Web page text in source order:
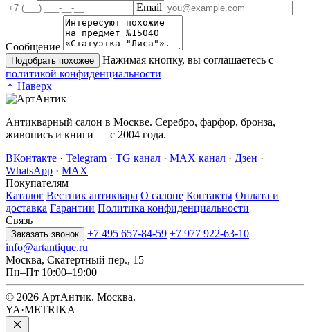
Email
Сообщение
Подобрать похожее
Нажимая кнопку, вы соглашаетесь с
политикой конфиденциальности
Наверх
Антикварный салон в Москве. Серебро, фарфор, бронза,
живопись и книги — с 2004 года.
ВКонтакте · Telegram · TG канал · MAX канал · Дзен ·
WhatsApp · MAX
Покупателям
Каталог Вестник антиквара О салоне Контакты Оплата и
доставка Гарантии Политика конфиденциальности
Связь
Заказать звонок +7 495 657-84-59 +7 977 922-63-10
info@artantique.ru
Москва, Скатертный пер., 15
Пн–Пт 10:00–19:00
© 2026 АртАнтик. Москва.
YA·METRIKA